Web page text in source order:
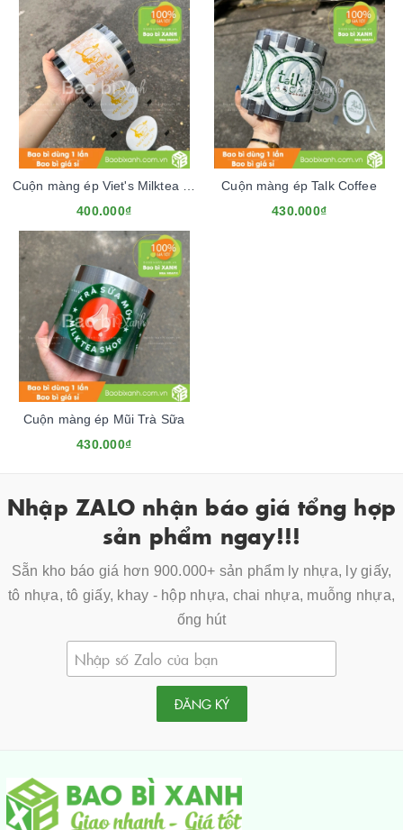
400.000₫
Cuộn màng ép Talk Coffee
430.000₫
Cuộn màng ép Mũi Trà Sữa
430.000₫
Nhập ZALO nhận báo giá tổng hợp
sản phẩm ngay!!!
Sẵn kho báo giá hơn 900.000+ sản phẩm ly nhựa, ly giấy,
tô nhựa, tô giấy, khay - hộp nhựa, chai nhựa, muỗng nhựa,
ống hút
ĐĂNG KÝ